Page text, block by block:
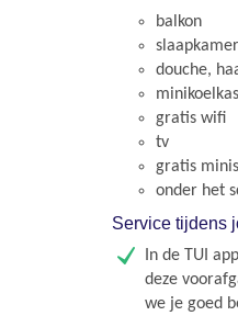
balkon
douche,
gratis wifi
tv
gratis
onder het
Service tijdens
In de TUI
deze
we je goed